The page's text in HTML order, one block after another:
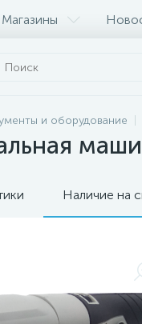
Магазины
и оборудование
Наличие на